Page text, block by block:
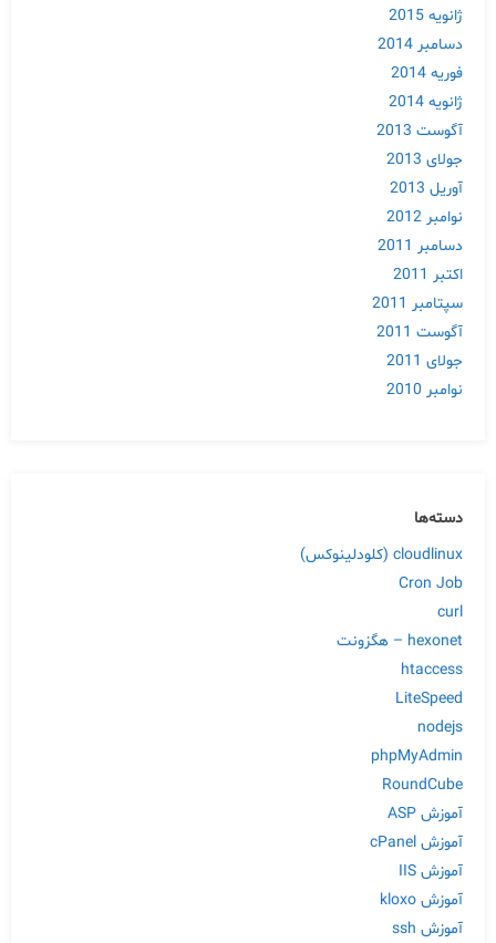
ژانویه 2015
دسامبر 2014
فوریه 2014
ژانویه 2014
آگوست 2013
جولای 2013
آوریل 2013
نوامبر 2012
دسامبر 2011
اکتبر 2011
سپتامبر 2011
آگوست 2011
جولای 2011
نوامبر 2010
دسته‌ها
cloudlinux (کلودلینوکس)
Cron Job
curl
hexonet – هگزونت
htaccess
LiteSpeed
nodejs
phpMyAdmin
RoundCube
آموزش ASP
آموزش cPanel
آموزش IIS
آموزش kloxo
آموزش ssh